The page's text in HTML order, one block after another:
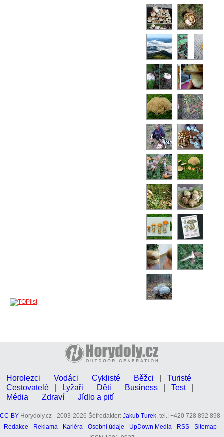
Horolezci Vodáci Cyklisté Běžci
Turisté
Cestovatelé
Lyžaři Děti Business
Test
Média
Zdraví Jídlo a pití
CC-BY Horydoly.cz - 2003-2026 Šéfredaktor: Jakub Turek, tel.: +420 728 892 898 -
Redakce - Reklama- Kariéra- Osobní údaje - UpDown Media- RSS- Sitemap-